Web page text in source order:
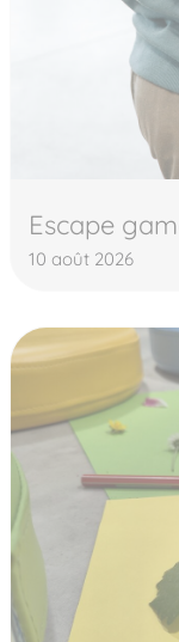
Escape
10 août 2026